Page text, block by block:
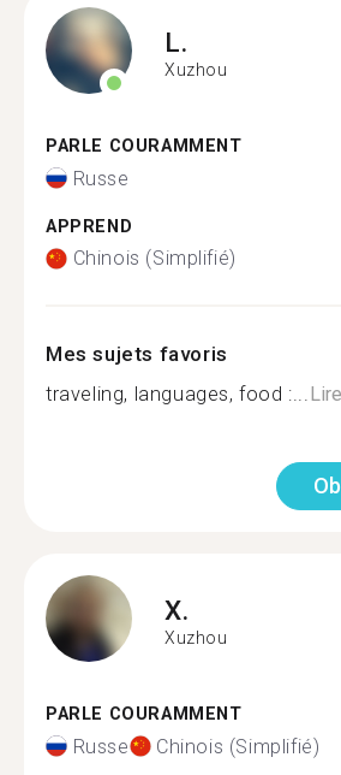
L.
Xuzhou
PARLE COURAMMENT
Russe
APPREND
Chinois (Simplifié)
Mes sujets favoris
traveling, languages, food :...
X.
Xuzhou
PARLE COURAMMENT
Russe Chinois (Simplifié)